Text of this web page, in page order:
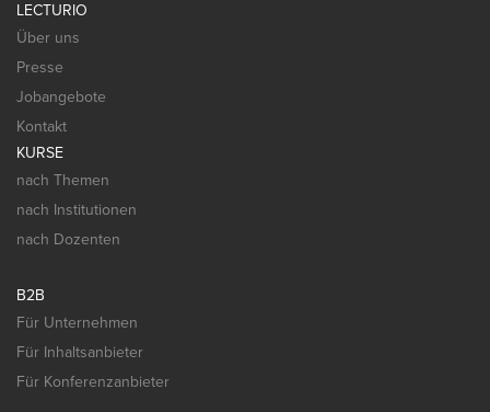
LECTURIO
Über uns
Presse
Jobangebote
Kontakt
KURSE
nach Themen
nach Institutionen
nach Dozenten
B2B
Für Unternehmen
Für Inhaltsanbieter
Für Konferenzanbieter